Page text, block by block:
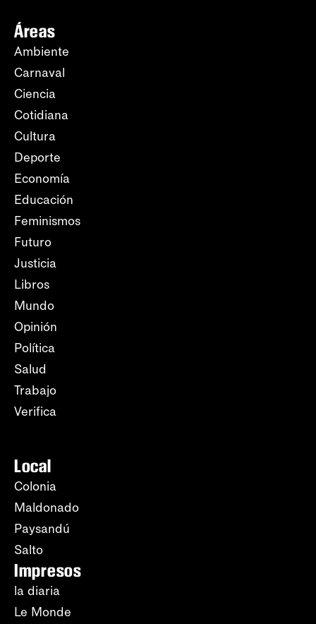
Áreas
Ambiente
Carnaval
Ciencia
Cotidiana
Cultura
Deporte
Economía
Educación
Feminismos
Futuro
Justicia
Libros
Mundo
Opinión
Política
Salud
Trabajo
Verifica
Local
Colonia
Maldonado
Paysandú
Salto
Impresos
la diaria
Le Monde